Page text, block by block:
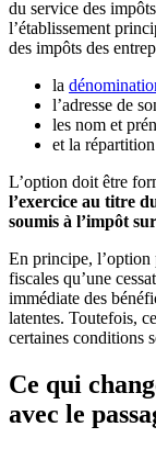
du service des
l’établissement
des impôts des
la
l’adresse de
les nom et
et la
L’option doit être
l’exercice au titre
soumis à l’impôt
En principe, l’option
fiscales qu’une
immédiate des
latentes. Toutefois,
certaines conditions
Ce qui
avec le